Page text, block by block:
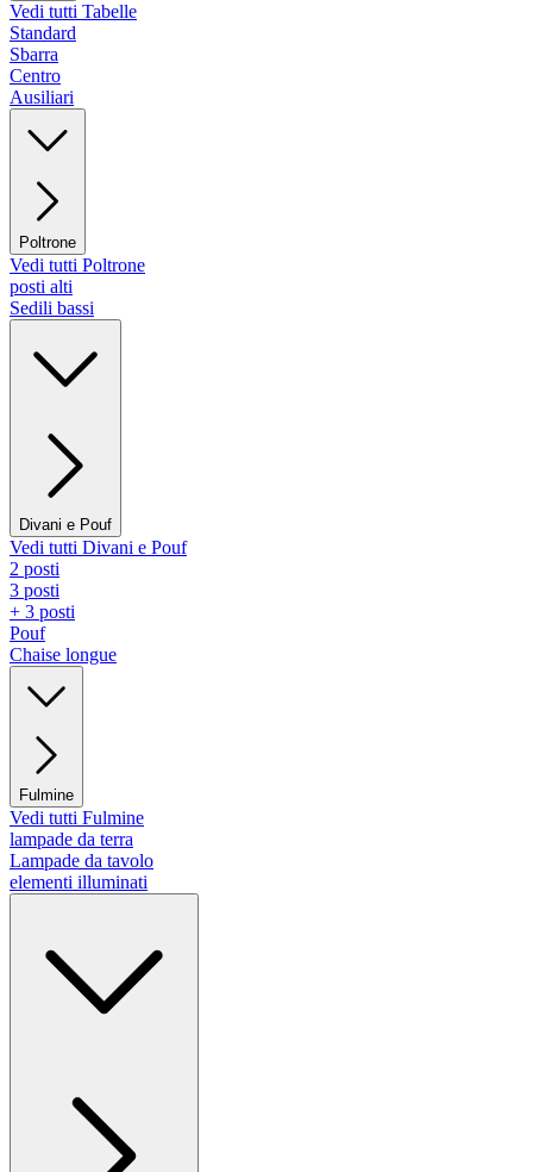
Vedi tutti Tabelle
Standard
Sbarra
Centro
Ausiliari
Poltrone
Vedi tutti Poltrone
posti alti
Sedili bassi
Divani e Pouf
Vedi tutti Divani e Pouf
2 posti
3 posti
+ 3 posti
Pouf
Chaise longue
Fulmine
Vedi tutti Fulmine
lampade da terra
Lampade da tavolo
elementi illuminati